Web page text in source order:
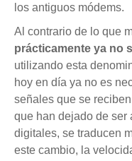
los antiguos módems.
Al contrario de lo que
prácticamente ya no
utilizando esta
hoy en día ya no es
señales que se
que han dejado de ser
digitales, se traducen
este cambio, la